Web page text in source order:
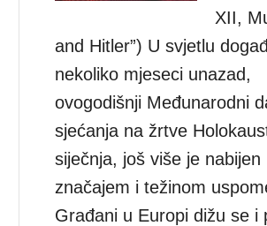
XII,
and Hitler”) U svjetlu
nekoliko mjeseci unazad,
ovogodišnji Međunarodni
sjećanja na žrtve
siječnja, još više je nabijen
značajem i težinom
Građani u Europi dižu se i